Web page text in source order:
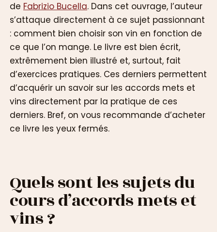
de Fabrizio Bucella. Dans cet ouvrage, l’auteur
s’attaque directement à ce sujet passionnant
: comment bien choisir son vin en fonction de
ce que l’on mange. Le livre est bien écrit,
extrêmement bien illustré et, surtout, fait
d’exercices pratiques. Ces derniers permettent
d’acquérir un savoir sur les accords mets et
vins directement par la pratique de ces
derniers. Bref, on vous recommande d’acheter
ce livre les yeux fermés.
Quels sont les sujets du
cours d’accords mets et
vins ?